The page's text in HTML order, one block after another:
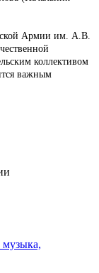
Армии им. А.В.
коллективом
важным
музыка,